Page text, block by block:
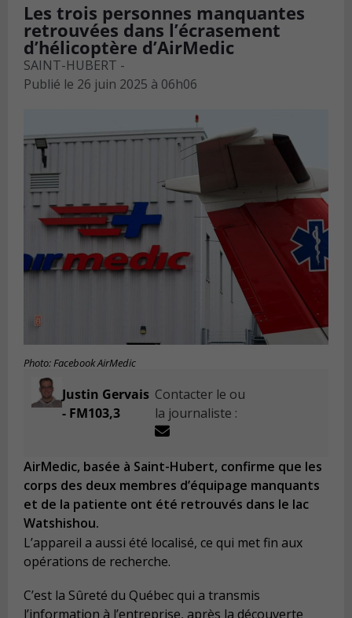
Les trois personnes manquantes
retrouvées dans l’écrasement
d’hélicoptère d’AirMedic
SAINT-HUBERT -
Publié le 26 juin 2025 à 06h06
Photo: Facebook AirMedic
Justin Gervais
- FM103,3
Contacter le ou
la journaliste :
AirMedic, basée à Saint-Hubert, confirme que les
corps des deux membres d’équipage manquants
et de la patiente ont été retrouvés dans le lac
Watshishou.
L’appareil a aussi été localisé, ce qui met fin aux
opérations de recherche.
C’est la Sûreté du Québec qui a transmis
l’information à l’entreprise, après la découverte